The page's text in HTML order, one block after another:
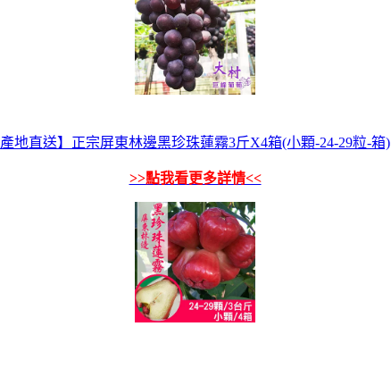
產地直送】正宗屏東林邊黑珍珠蓮霧3斤X4箱(小顆-24-29粒-箱)
>>點我看更多詳情<<